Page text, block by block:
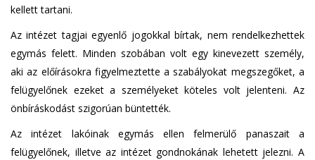
kellett tartani.
Az intézet tagjai egyenlő jogokkal bírtak, nem rendelkezhettek
egymás felett. Minden szobában volt egy kinevezett személy,
aki az előírásokra figyelmeztette a szabályokat megszegőket, a
felügyelőnek ezeket a személyeket köteles volt jelenteni. Az
önbíráskodást szigorúan büntették.
Az intézet lakóinak egymás ellen felmerülő panaszait a
felügyelőnek, illetve az intézet gondnokának lehetett jelezni. A